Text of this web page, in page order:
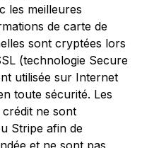
les meilleures
de carte de
sont cryptées lors
(technologie Secure
utilisée sur Internet
toute sécurité. Les
ne sont
Stripe afin de
et ne sont pas